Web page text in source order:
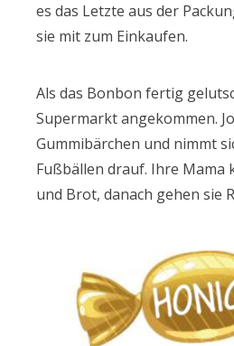
es das Letzte aus der
sie mit zum Einkaufen.
Als das Bonbon fertig
Supermarkt angekommen.
Gummibärchen und nimmt
Fußbällen drauf. Ihre Mama
und Brot, danach gehen sie